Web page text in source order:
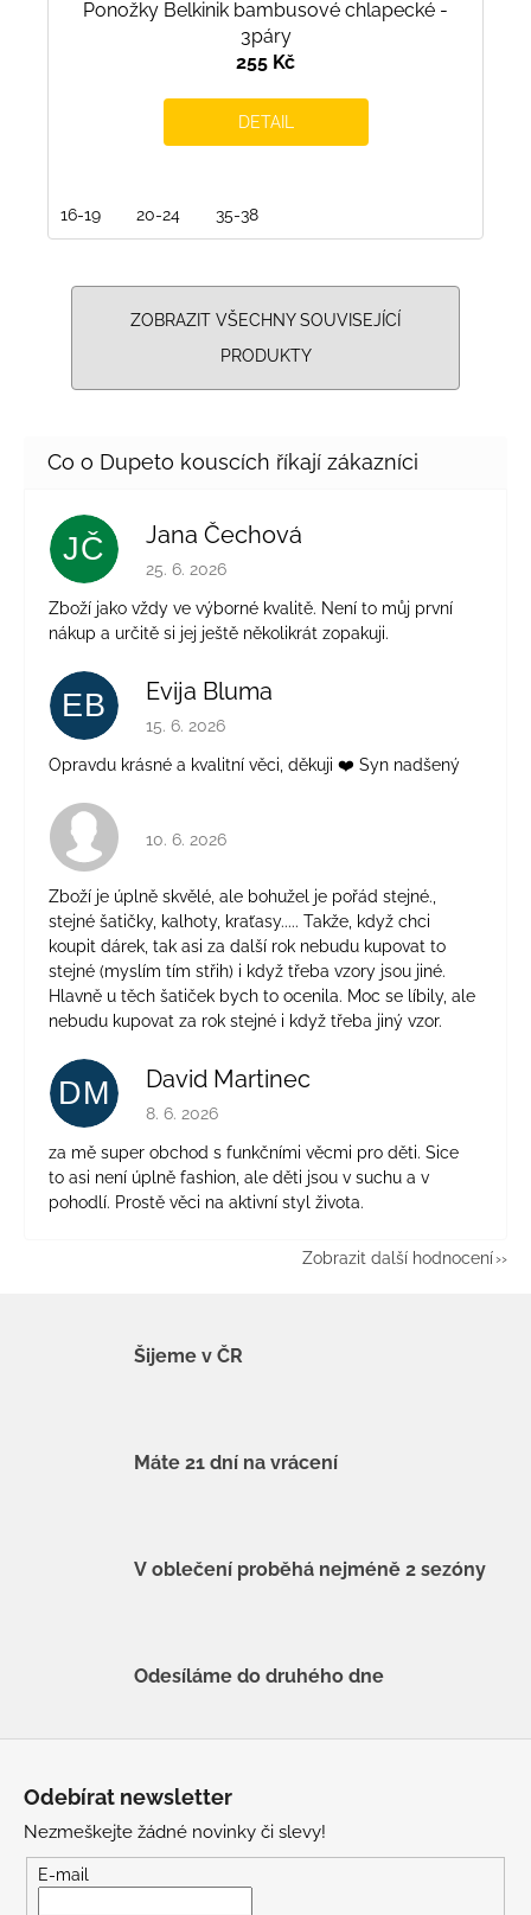
Ponožky Belkinik bambusové chlapecké -
3páry
255 Kč
DETAIL
16-19 20-24 35-38
ZOBRAZIT VŠECHNY SOUVISEJÍCÍ
PRODUKTY
JČ Jana Čechová
Hodnocení obchodu je 5 z 5 hvězdiček.
25. 6. 2026
Zboží jako vždy ve výborné kvalitě. Není to můj první
nákup a určitě si jej ještě několikrát zopakuji.
EB Evija Bluma
Hodnocení obchodu je 5 z 5 hvězdiček.
15. 6. 2026
Opravdu krásné a kvalitní věci, děkuji ❤️ Syn nadšený
Hodnocení obchodu je 4 z 5 hvězdiček.
10. 6. 2026
Zboží je úplně skvělé, ale bohužel je pořád stejné.,
stejné šatičky, kalhoty, kraťasy..... Takže, když chci
koupit dárek, tak asi za další rok nebudu kupovat to
stejné (myslím tím střih) i když třeba vzory jsou jiné.
Hlavně u těch šatiček bych to ocenila. Moc se líbily, ale
nebudu kupovat za rok stejné i když třeba jiný vzor.
DM David Martinec
Hodnocení obchodu je 5 z 5 hvězdiček.
8. 6. 2026
za mě super obchod s funkčními věcmi pro děti. Sice
to asi není úplně fashion, ale děti jsou v suchu a v
pohodlí. Prostě věci na aktivní styl života.
Zobrazit další hodnocení
Šijeme v ČR
Máte 21 dní na vrácení
V oblečení proběhá nejméně 2 sezóny
Odesíláme do druhého dne
Odebírat newsletter
Nezmeškejte žádné novinky či slevy!
E-mail